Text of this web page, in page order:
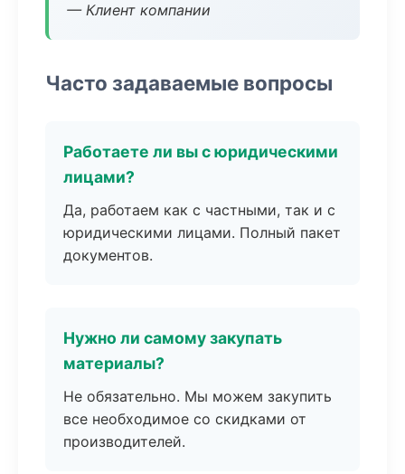
— Клиент компании
Часто задаваемые вопросы
Работаете ли вы с юридическими
лицами?
Да, работаем как с частными, так и с
юридическими лицами. Полный пакет
документов.
Нужно ли самому закупать
материалы?
Не обязательно. Мы можем закупить
все необходимое со скидками от
производителей.